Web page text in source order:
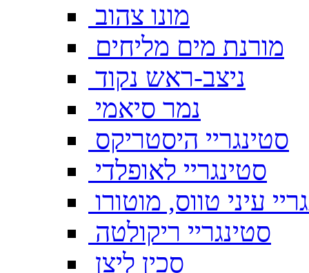
מונו צהוב
מורנת מים מליחים
ניצב-ראש נקוד
נמר סיאמי
סטינגריי היסטריקס
סטינגריי לאופלדי
עיני טווס, מוטורו
סטינגריי ריקולטה
סכין ליצן